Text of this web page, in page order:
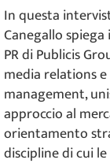
In questa
Canegallo
PR di Publicis
media relations
management,
approccio al
orientamento
discipline di cui